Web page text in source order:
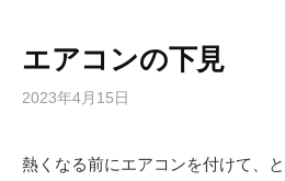
エアコンの下見
2023年4月15日
熱くなる前にエアコンを付けて、